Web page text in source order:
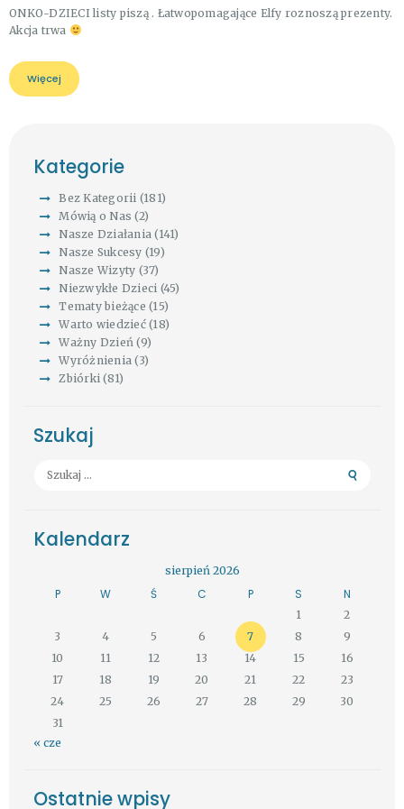
ONKO-DZIECI listy piszą . Łatwopomagające Elfy roznoszą prezenty.
Akcja trwa
Więcej
Kategorie
Bez Kategorii (181)
Mówią o Nas (2)
Nasze Działania (141)
Nasze Sukcesy (19)
Nasze Wizyty (37)
Niezwykłe Dzieci (45)
Tematy bieżące (15)
Warto wiedzieć(18)
Ważny Dzień (9)
Wyróżnienia (3)
Zbiórki (81)
Szukaj
Szukaj:
Kalendarz
sierpień 2026
P W Ś C P S N
1
2
3
4 5 6 7 8
9
10
11 12 13 14 15
16
17
18 19 20 21 22
23
24
25 26 27 28 29
30
31
« cze
Ostatnie wpisy